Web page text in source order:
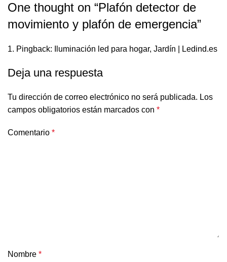
One thought on “Plafón detector de
movimiento y plafón de emergencia”
Pingback: Iluminación led para hogar, Jardín | Ledind.es
Deja una respuesta
Tu dirección de correo electrónico no será publicada. Los
campos obligatorios están marcados con *
Comentario *
Nombre *